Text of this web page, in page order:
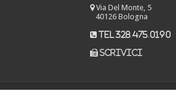
Via Del Monte, 5
40126 Bologna
tel 328.475.0190
scrivici